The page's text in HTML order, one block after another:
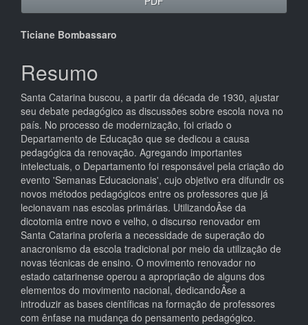
Conteúdo
do
artigo
principal
Ticiane Bombassaro
Resumo
Santa Catarina buscou, a partir da década de 1930, ajustar
seu debate pedagógico as discussões sobre escola nova no
país. No processo de modernização, foi criado o
Departamento de Educação que se dedicou a causa
pedagógica da renovação. Agregando importantes
intelectuais, o Departamento foi responsável pela criação do
evento 'Semanas Educacionais', cujo objetivo era difundir os
novos métodos pedagógicos entre os professores que já
lecionavam nas escolas primárias. UtilizandoÂ­se da
dicotomia entre novo e velho, o discurso renovador em
Santa Catarina proferia a necessidade de superação do
anacronismo da escola tradicional por meio da utilização de
novas técnicas de ensino. O movimento renovador no
estado catarinense operou a apropriação de alguns dos
elementos do movimento nacional, dedicandoÂ­se a
introduzir as bases científicas na formação de professores
com ênfase na mudança do pensamento pedagógico.